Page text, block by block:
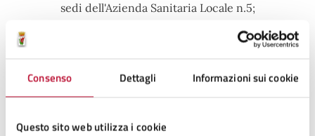
Consenso Dettagli Informazioni sui cookie
Questo sito web utilizza i cookie
sedi dell'Azienda Sanitaria Locale n.5;
in alternativa, al fine di evitare di doversi munire di volta
in volta, in occasione di ogni consultazione, dell'apposito
possono preventivamente chiedere all'ufficio elettorale
diritto al voto assistito sulla propria tessera elettorale.